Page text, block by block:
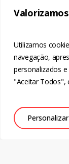
Utilizamos
navegação,
personalizados
"Aceitar Todos",
Personalizar
Ep. 2 –
June 22,
Ep. 1 –